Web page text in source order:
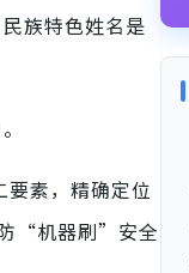
族特色姓名是
素，精确定位
防“机器刷”安全